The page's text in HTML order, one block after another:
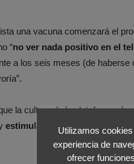
una vacuna comenzará el
“no ver nada positivo en el
a los seis meses (de
la cultura de la plataforma de
estimula desarrollar la
Utilizamos
experiencia de
ofrecer